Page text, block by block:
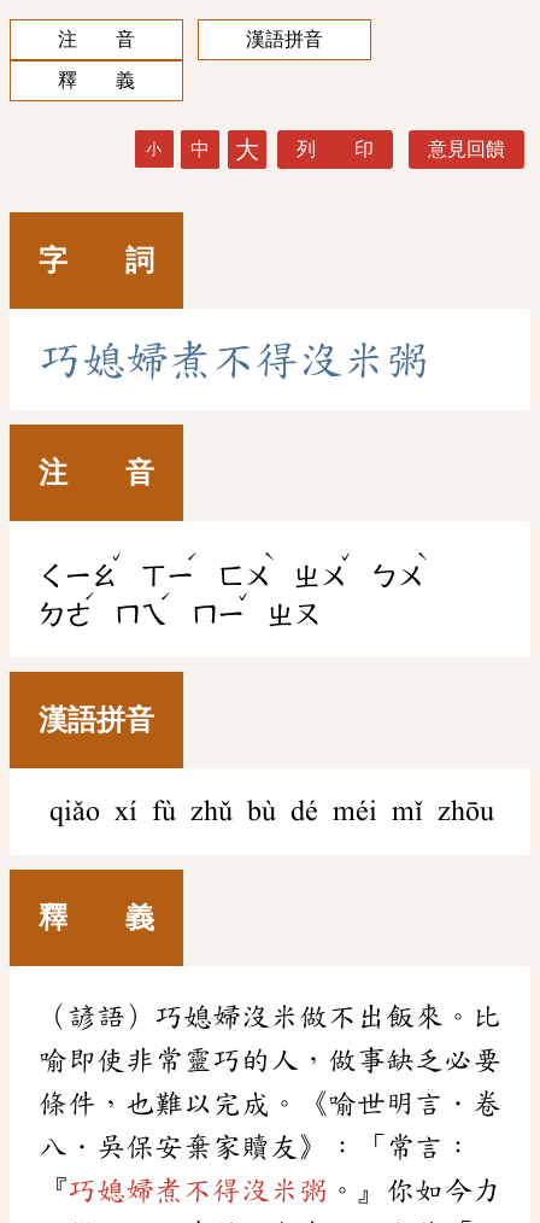
注 音
漢語拼音
釋 義
小 中 大 列 印 意見回饋
字 詞
巧媳婦煮不得沒 米 粥
注 音
ㄑㄧㄠ
ˇ
ㄒㄧ
ˊ
ㄈㄨ
ˋ
ㄓㄨ
ˇ
ㄅㄨ
ˋ
ㄉㄜ
ˊ
ㄇㄟ
ˊ
ㄇㄧ
ˇ
ㄓㄡ
漢語拼音
qiǎo xí fù zhǔ bù dé méi mǐ zhōu
釋 義
（諺語）巧媳婦沒米做不出飯來。比
喻即使非常靈巧的人，做事缺乏必要
條件，也難以完成。《喻世明言．卷
八．吳保安棄家贖友》：「常言：
『巧媳婦煮不得沒米粥 。』你如今力